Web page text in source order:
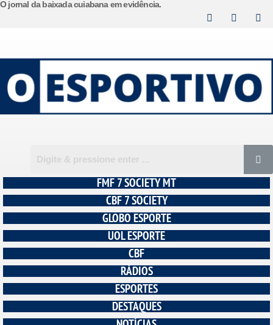
o
conteúdo
O jornal da baixada cuiabana em evidência.
FMF 7 SOCIETY MT
CBF 7 SOCIETY
GLOBO ESPORTE
UOL ESPORTE
CBF
RÁDIOS
ESPORTES
DESTAQUES